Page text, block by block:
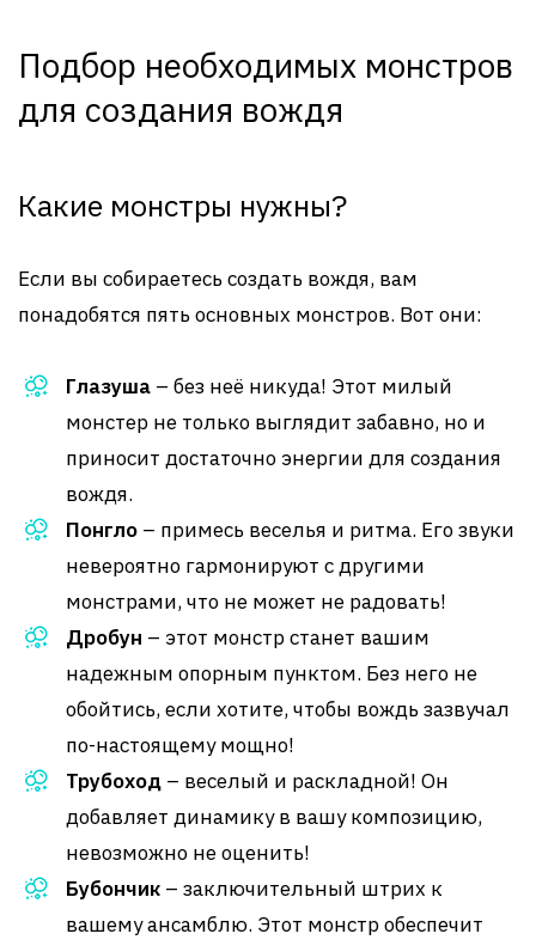
Подбор необходимых монстров
для создания вождя
Какие монстры нужны?
Если вы собираетесь создать вождя, вам
понадобятся пять основных монстров. Вот они:
Глазуша – без неё никуда! Этот милый
монстер не только выглядит забавно, но и
приносит достаточно энергии для создания
вождя.
Понгло – примесь веселья и ритма. Его звуки
невероятно гармонируют с другими
монстрами, что не может не радовать!
Дробун – этот монстр станет вашим
надежным опорным пунктом. Без него не
обойтись, если хотите, чтобы вождь зазвучал
по-настоящему мощно!
Трубоход – веселый и раскладной! Он
добавляет динамику в вашу композицию,
невозможно не оценить!
Бубончик – заключительный штрих к
вашему ансамблю. Этот монстр обеспечит